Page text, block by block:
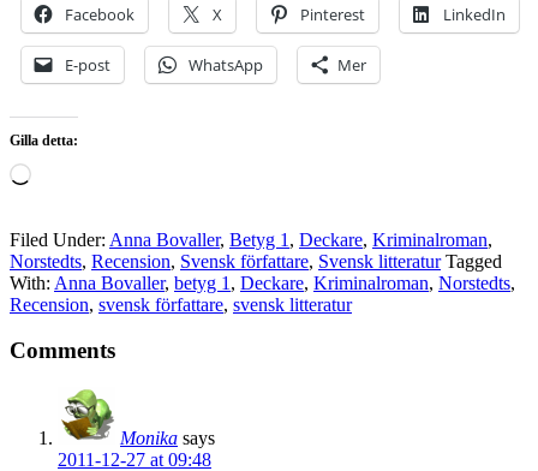
Facebook X Pinterest LinkedIn
E-post WhatsApp Mer
Gilla detta:
Laddar
Filed Under: Anna Bovaller, Betyg 1 , Deckare, Kriminalroman,
Norstedts, Recension, Svensk författare, Svensk litteratur Tagged
With: Anna Bovaller, betyg 1 , Deckare, Kriminalroman, Norstedts,
Recension, svensk författare, svensk litteratur
Comments
Monika says
2011-12-27 at 09:48